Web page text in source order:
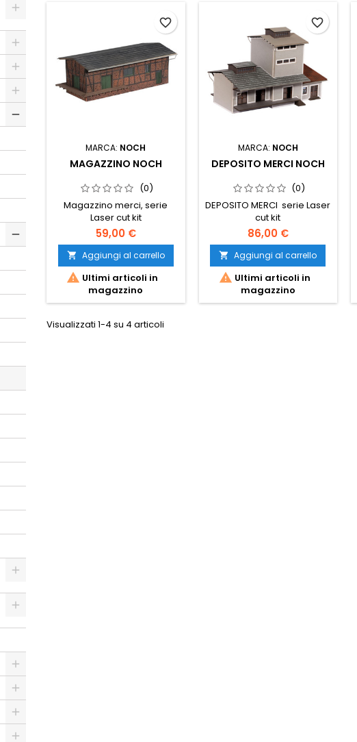
MARCA: NOCH
MAGAZZINO NOCH
(0)
Magazzino merci, serie
Laser cut kit
59,00 €
 Aggiungi al carrello
 Ultimi articoli in
magazzino
favorite_border
MARCA: NOCH
DEPOSITO MERCI NOCH
(0)
DEPOSITO MERCI serie Laser
cut kit
86,00 €
 Aggiungi al carrello
 Ultimi articoli in
magazzino
favorite_border
Visualizzati 1-4 su 4 articoli